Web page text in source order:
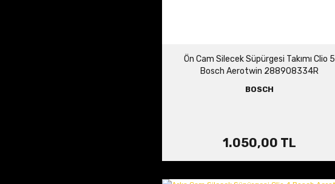
Ön Cam Silecek Süpürgesi Takımı Clio 5
Bosch Aerotwin 288908334R
BOSCH
1.050,00 TL